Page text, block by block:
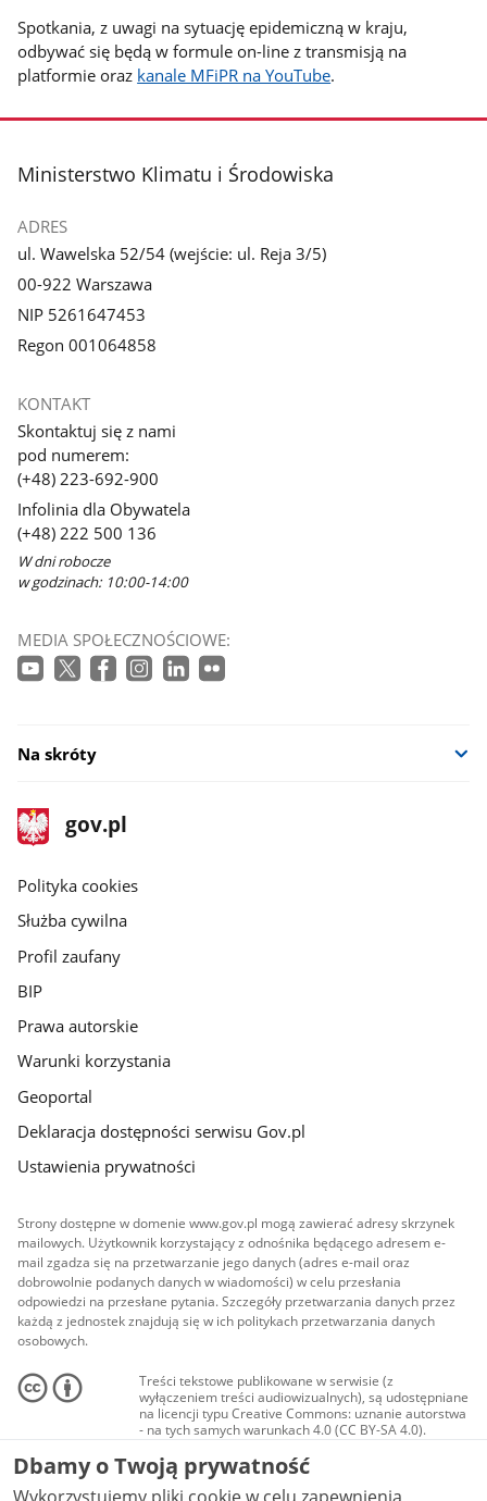
Spotkania, z uwagi na sytuację epidemiczną w kraju,
odbywać się będą w formule on-line z transmisją na
platformie oraz kanale MFiPR na YouTube.
stopka
Ministerstwo Klimatu i Środowiska
ADRES
ul. Wawelska 52/54 (wejście: ul. Reja 3/5)
00-922 Warszawa
NIP 5261647453
Regon 001064858
KONTAKT
Skontaktuj się z nami
pod numerem:
(+48) 223-692-900
Infolinia dla Obywatela
(+48) 222 500 136
W dni robocze
w godzinach: 10:00-14:00
MEDIA SPOŁECZNOŚCIOWE:
Na skróty
stopka
gov.pl
Strona
gov.pl
gov.pl
Polityka cookies
Służba cywilna
Profil zaufany
BIP
Prawa autorskie
Warunki korzystania
Geoportal
Deklaracja dostępności serwisu Gov.pl
Ustawienia prywatności
Strony dostępne w domenie www.gov.pl mogą zawierać adresy skrzynek
mailowych. Użytkownik korzystający z odnośnika będącego adresem e-
mail zgadza się na przetwarzanie jego danych (adres e-mail oraz
dobrowolnie podanych danych w wiadomości) w celu przesłania
odpowiedzi na przesłane pytania. Szczegóły przetwarzania danych przez
każdą z jednostek znajdują się w ich politykach przetwarzania danych
osobowych.
Treści tekstowe publikowane w serwisie (z
wyłączeniem treści audiowizualnych), są udostępniane
na licencji typu Creative Commons: uznanie autorstwa
- na tych samych warunkach 4.0 (CC BY-SA 4.0).
Materiały audiowizualne, w tym zdjęcia, materiały
audio i wideo, są udostępniane na licencji typu
Creative Commons: uznanie autorstwa użycie
niekomercyjne - bez utworów zależnych 4.0 (CC BY-
Dbamy o Twoją prywatność